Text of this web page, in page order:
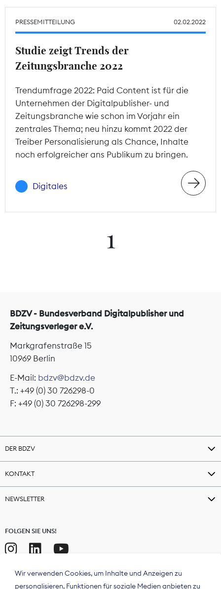
Mitgliederbereich
PRESSEMITTEILUNG 02.02.2022
Studie zeigt Trends der
Zeitungsbranche 2022
Trendumfrage 2022: Paid Content ist für die
Unternehmen der Digitalpublisher- und
Zeitungsbranche wie schon im Vorjahr ein
zentrales Thema; neu hinzu kommt 2022 der
Treiber Personalisierung als Chance, Inhalte
noch erfolgreicher ans Publikum zu bringen.
Digitales
1
BDZV - Bundesverband Digitalpublisher und
Zeitungsverleger e.V.
Markgrafenstraße 15
10969 Berlin
E-Mail: bdzv@bdzv.de
T.: +49 (0) 30 726298-0
F: +49 (0) 30 726298-299
DER BDZV
KONTAKT
NEWSLETTER
FOLGEN SIE UNS!
Wir verwenden Cookies, um Inhalte und Anzeigen zu
personalisieren, Funktionen für soziale Medien anbieten zu